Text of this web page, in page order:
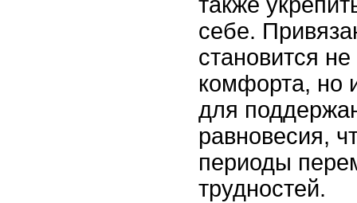
себе.
становится
комфорта, но
для
равновесия,
периоды
трудностей.